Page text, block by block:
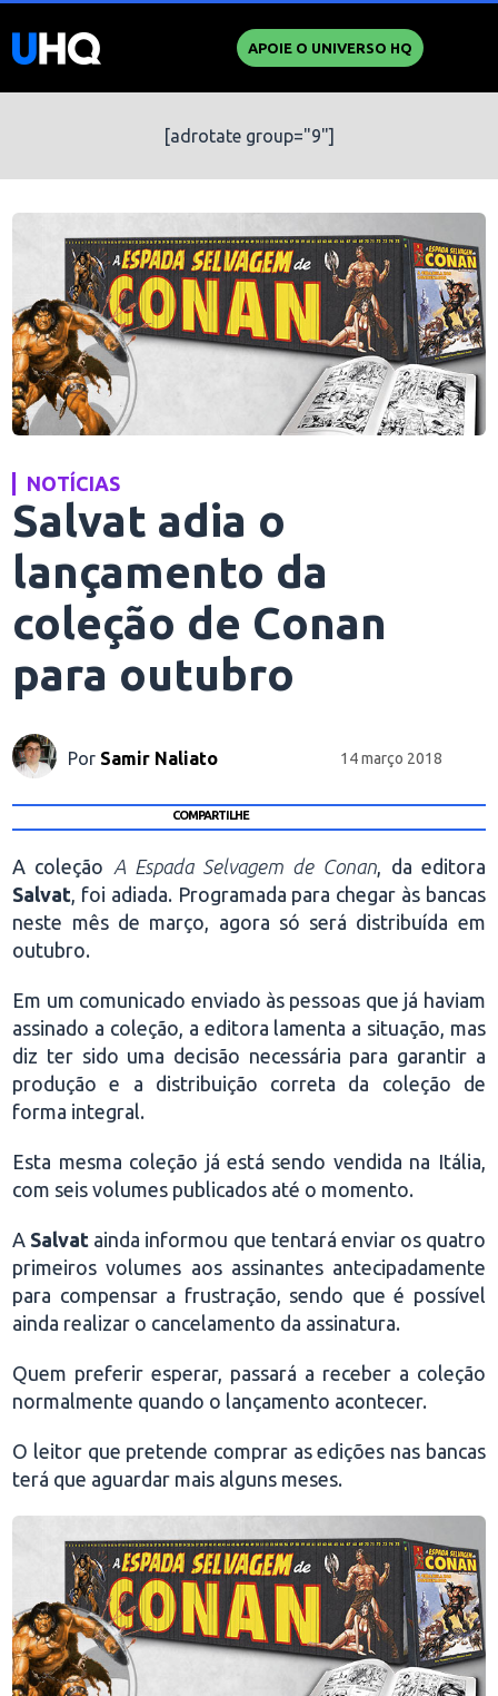
APOIE O UNIVERSO HQ
[adrotate group="9"]
NOTÍCIAS
Salvat adia o
lançamento da
coleção de Conan
para outubro
Por Samir Naliato 14 março 2018
COMPARTILHE
A coleção A Espada Selvagem de Conan, da editora
Salvat, foi adiada. Programada para chegar às bancas
neste mês de março, agora só será distribuída em
outubro.
Em um comunicado enviado às pessoas que já haviam
assinado a coleção, a editora lamenta a situação, mas
diz ter sido uma decisão necessária para garantir a
produção e a distribuição correta da coleção de
forma integral.
Esta mesma coleção já está sendo vendida na Itália,
com seis volumes publicados até o momento.
A Salvat ainda informou que tentará enviar os quatro
primeiros volumes aos assinantes antecipadamente
para compensar a frustração, sendo que é possível
ainda realizar o cancelamento da assinatura.
Quem preferir esperar, passará a receber a coleção
normalmente quando o lançamento acontecer.
O leitor que pretende comprar as edições nas bancas
terá que aguardar mais alguns meses.